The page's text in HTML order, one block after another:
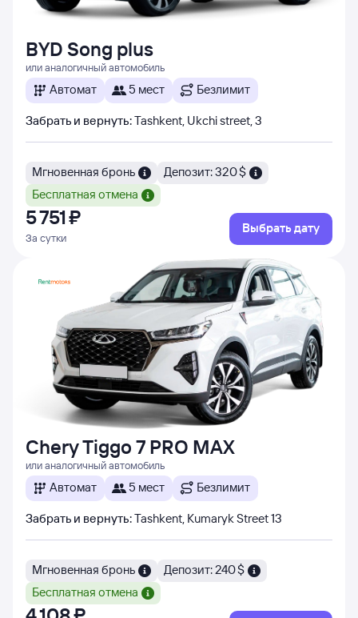
BYD Song plus
или аналогичный автомобиль
Автомат 5 мест Безлимит
Забрать и вернуть:Tashkent, Ukchi street, 3
Мгновенная бронь
Депозит: 320 $
Бесплатная отмена
5 ⁠751 ⁠₽
За сутки
Выбрать дату
Chery Tiggo 7 PRO MAX
или аналогичный автомобиль
Автомат 5 мест Безлимит
Забрать и вернуть:Tashkent, Kumaryk Street 13
Мгновенная бронь
Депозит: 240 $
Бесплатная отмена